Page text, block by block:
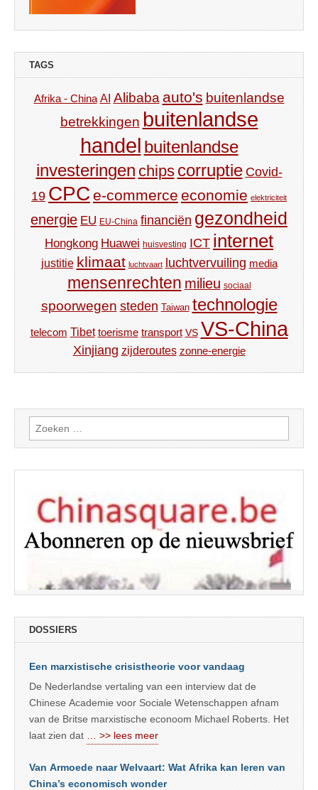
TAGS
Afrika - China AI Alibaba auto's buitenlandse
betrekkingen buitenlandse
handel buitenlandse
investeringen chips corruptie Covid-
19 CPC e-commerce economie elektriciteit
energie EU EU-China financiën gezondheid
Hongkong Huawei huisvesting ICT internet
justitie klimaat luchtvaart luchtvervuiling media
mensenrechten milieu sociaal
spoorwegen steden Taiwan technologie
telecom Tibet toerisme transport VS VS-China
Xinjiang zijderoutes zonne-energie
Zoeken
naar:
DOSSIERS
Een marxistische crisistheorie voor vandaag
De Nederlandse vertaling van een interview dat de
Chinese Academie voor Sociale Wetenschappen afnam
van de Britse marxistische econoom Michael Roberts. Het
laat zien dat
… >> lees meer
Van Armoede naar Welvaart: Wat Afrika kan leren van
China’s economisch wonder